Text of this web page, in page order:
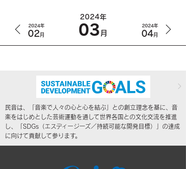
2024年
02月
2024年
03 月
2024年
04月
民音は、「音楽で人々の心と心を結ぶ」との創立理念を基に、音
楽をはじめとした芸術運動を通して世界各国との文化交流を推進
し、「SDGs（エスディージーズ／持続可能な開発目標）」の達成
に向けて貢献して参ります。